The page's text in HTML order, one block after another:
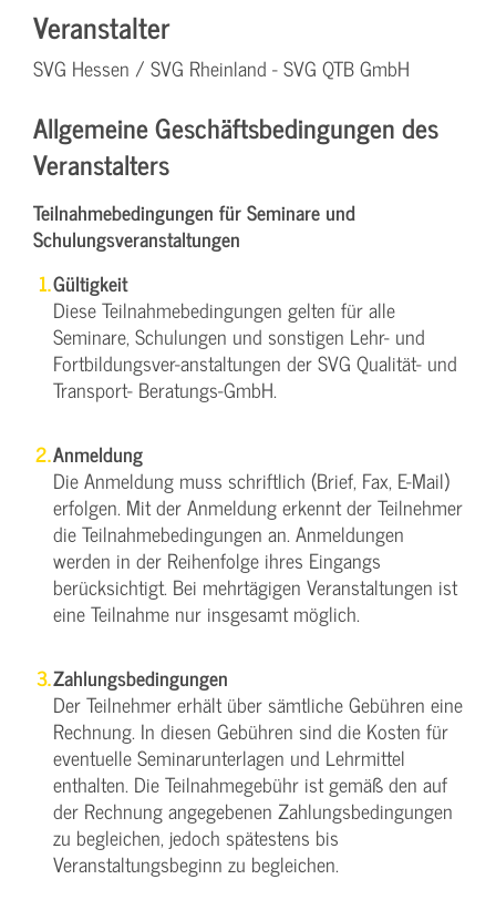
Veranstalter
SVG Hessen / SVG Rheinland - SVG QTB GmbH
Allgemeine Geschäftsbedingungen des
Veranstalters
Teilnahmebedingungen für Seminare und
Schulungsveranstaltungen
Gültigkeit
Diese Teilnahmebedingungen gelten für alle
Seminare, Schulungen und sonstigen Lehr- und
Fortbildungsver-anstaltungen der SVG Qualität- und
Transport- Beratungs-GmbH.
Anmeldung
Die Anmeldung muss schriftlich (Brief, Fax, E-Mail)
erfolgen. Mit der Anmeldung erkennt der Teilnehmer
die Teilnahmebedingungen an. Anmeldungen
werden in der Reihenfolge ihres Eingangs
berücksichtigt. Bei mehrtägigen Veranstaltungen ist
eine Teilnahme nur insgesamt möglich.
Zahlungsbedingungen
Der Teilnehmer erhält über sämtliche Gebühren eine
Rechnung. In diesen Gebühren sind die Kosten für
eventuelle Seminarunterlagen und Lehrmittel
enthalten. Die Teilnahmegebühr ist gemäß den auf
der Rechnung angegebenen Zahlungsbedingungen
zu begleichen, jedoch spätestens bis
Veranstaltungsbeginn zu begleichen.